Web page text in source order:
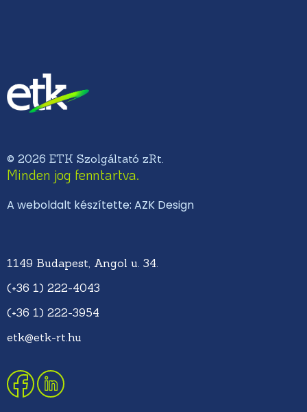
© 2026 ETK Szolgáltató zRt.
Minden jog fenntartva.
A weboldalt készítette: AZK Design
1149 Budapest, Angol u. 34.
(+36 1) 222-4043
(+36 1) 222-3954
etk@etk-rt.hu